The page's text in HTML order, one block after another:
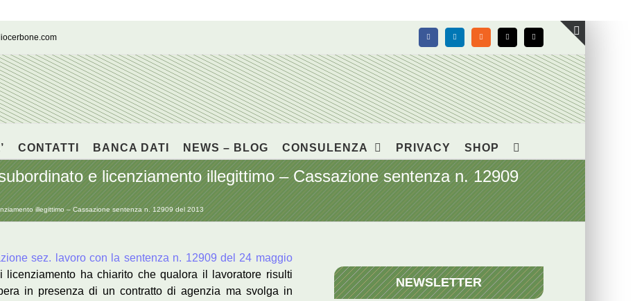
FacebookLinkedIn Rss X Email
CONTATTI BANCA DATI NEWS – BLOG CONSULENZA PRIVACY SHOP
e licenziamento illegittimo – Cassazione sentenza n. 12909
illegittimo – Cassazione sentenza n. 12909 del 2013
sez. lavoro con la sentenza n. 12909 del 24 maggio
licenziamento ha chiarito che qualora il lavoratore risulti
in presenza di un contratto di agenzia ma svolga in
NEWSLETTER
Toggle
area
barra
scorrevole